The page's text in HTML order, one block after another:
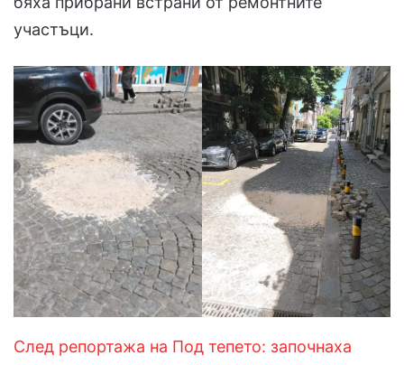
участъци.
След репортажа на Под тепето: започнаха